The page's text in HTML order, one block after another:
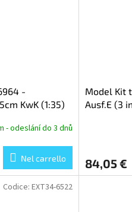
-
KwK (1:35)
- odeslání do 3 dnů
Nel carrello
Model Kit
Ausf.E (3
84,05 €
Codice: EXT34-6522